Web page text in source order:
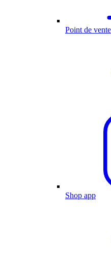
Point de vente
Shop app